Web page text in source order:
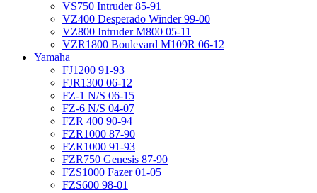
VS750 Intruder 85-91
VZ400 Desperado Winder 99-00
VZ800 Intruder M800 05-11
VZR1800 Boulevard M109R 06-12
Yamaha
FJ1200 91-93
FJR1300 06-12
FZ-1 N/S 06-15
FZ-6 N/S 04-07
FZR 400 90-94
FZR1000 87-90
FZR1000 91-93
FZR750 Genesis 87-90
FZS1000 Fazer 01-05
FZS600 98-01